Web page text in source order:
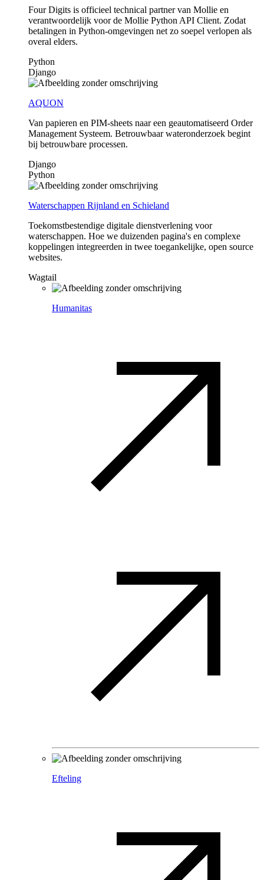
Four Digits is officieel technical partner van Mollie en
verantwoordelijk voor de Mollie Python API Client. Zodat
betalingen in Python-omgevingen net zo soepel verlopen als
overal elders.
Python
Django
AQUON
Van papieren en PIM-sheets naar een geautomatiseerd Order
Management Systeem. Betrouwbaar wateronderzoek begint
bij betrouwbare processen.
Django
Python
Waterschappen Rijnland en Schieland
Toekomstbestendige digitale dienstverlening voor
waterschappen. Hoe we duizenden pagina's en complexe
koppelingen integreerden in twee toegankelijke, open source
websites.
Wagtail
Humanitas
Efteling